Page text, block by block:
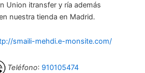
Union itransfer y ría además
nuestra tienda en Madrid.
smaili-mehdi.e-monsite.com/
Teléfono: 910105474